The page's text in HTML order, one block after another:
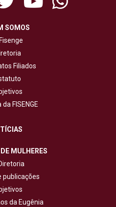
SOMOS
Filiados
FISENGE
MULHERES
publicações
da Eugênia